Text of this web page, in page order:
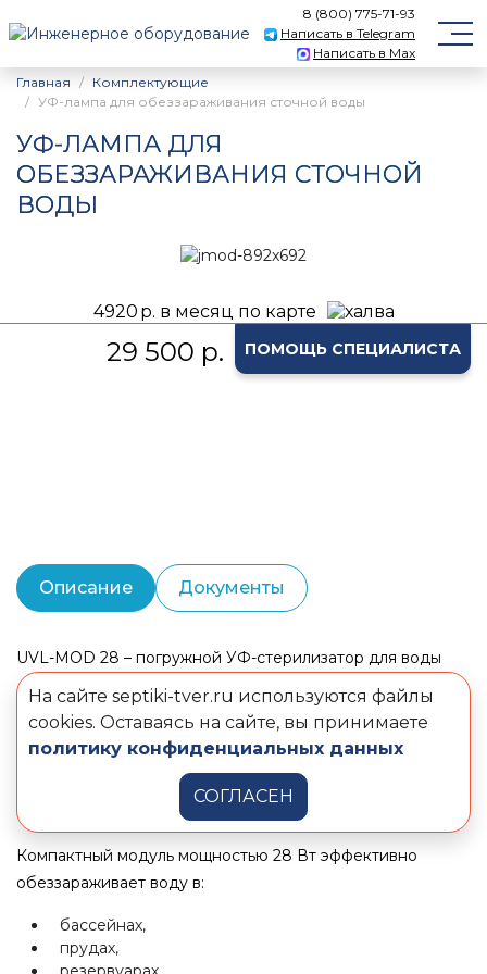
8 (800) 775-71-93
Написать в Telegram
Написать в Max
Главная
Комплектующие
УФ-лампа для обеззараживания сточной воды
УФ-ЛАМПА ДЛЯ
ОБЕЗЗАРАЖИВАНИЯ СТОЧНОЙ
ВОДЫ
4920 р. в месяц по карте
29 500 р. ПОМОЩЬ СПЕЦИАЛИСТА
Описание Документы
UVL-MOD 28 – погружной УФ-стерилизатор для воды
Устройство обеззараживания устанавливается в
последнюю 7-ую камеру станции ТВЕРЬ Classic
(конструкция для принудительного водоотведения).
Может использоваться и в самотечных и в
принудительных конфигурациях.
Компактный модуль мощностью 28 Вт эффективно
обеззараживает воду в:
бассейнах,
прудах,
На сайте septiki-tver.ru используются файлы
cookies. Оставаясь на сайте, вы принимаете
политику конфиденциальных данных
СОГЛАСЕН